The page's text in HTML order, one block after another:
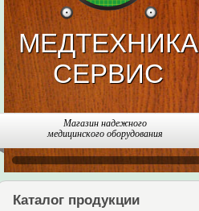
МЕДТЕХНИКА
СЕРВИС
Магазин надежного
медицинского оборудования
Каталог продукции